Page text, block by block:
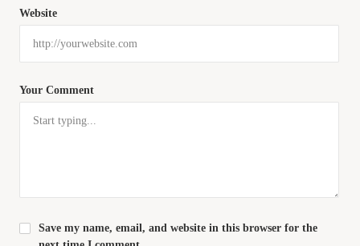
Your Comment
Website
Save my name, email, and website in this browser for the